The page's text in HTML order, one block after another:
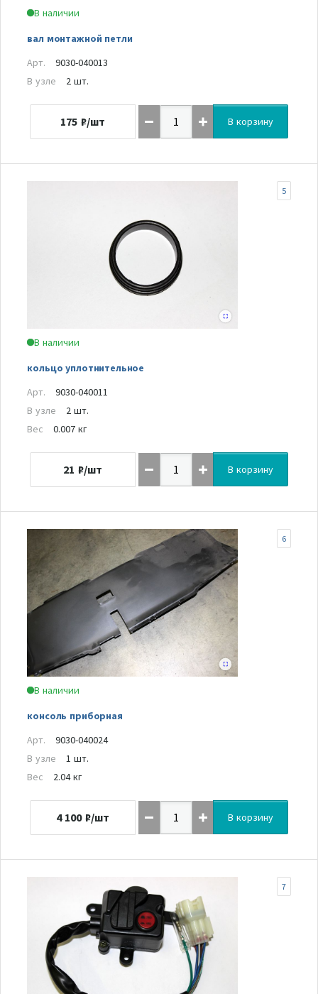
В наличии
вал монтажной петли
Арт.
9030-040013
В узле
2 шт.
175 ₽/шт В корзину
В наличии
кольцо уплотнительное
5
Арт.
9030-040011
В узле
2 шт.
Вес
0.007 кг
21 ₽/шт В корзину
В наличии
консоль приборная
6
Арт.
9030-040024
В узле
1 шт.
Вес
2.04 кг
4 100 ₽/шт В корзину
7